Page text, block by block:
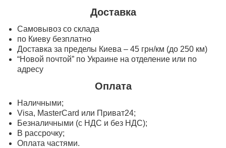
Доставка
Самовывоз со склада
по Киеву безплатно
Доставка за пределы Киева – 45 грн/км (до 250 км)
“Новой почтой” по Украине на отделение или по
адресу
Оплата
Наличными;
Visa, MasterСard или Приват24;
Безналичными (с НДС и без НДС);
В рассрочку;
Оплата частями.